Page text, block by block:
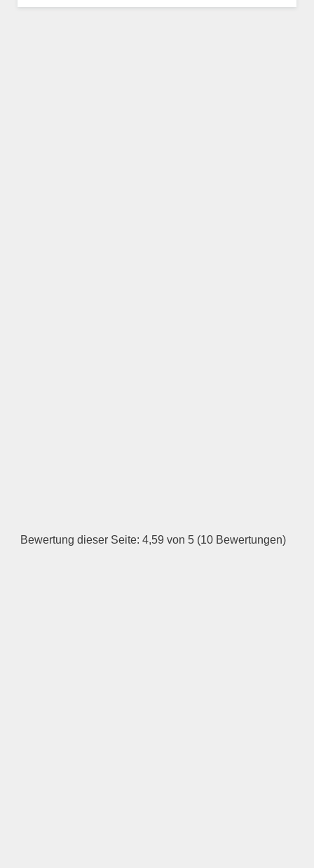
Bewertung dieser Seite: 4,59 von 5 (10 Bewertungen)